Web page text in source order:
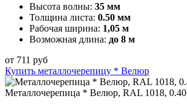
Высота волны: 35 мм
Толщина листа: 0.50 мм
Рабочая ширина: 1,05 м
Возможная длина: до 8 м
от 711 руб
Купить металлочерепицу * Велюр
Металлочерепица * Велюр, RAL 1018, 0.40